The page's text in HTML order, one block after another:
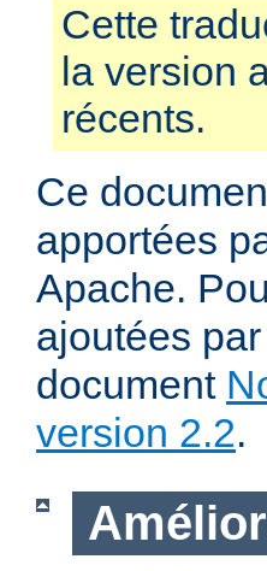
Cette
la version
récents.
Ce
apportées
Apache.
ajoutées
document
version 2.2.